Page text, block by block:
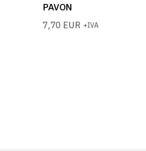
PAVON
7,70 EUR +IVA